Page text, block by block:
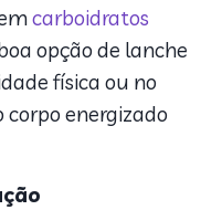
carboidratos
opção de lanche
física ou no
energizado